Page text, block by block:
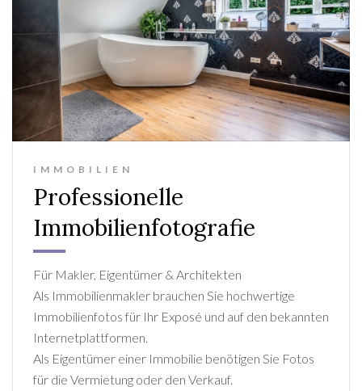
IMMOBILIEN
Professionelle
Immobilienfotografie
Für Makler, Eigentümer & Architekten
Als Immobilienmakler brauchen Sie hochwertige
Immobilienfotos für Ihr Exposé und auf den bekannten
Internetplattformen.
Als Eigentümer einer Immobilie benötigen Sie Fotos
für die Vermietung oder den Verkauf.